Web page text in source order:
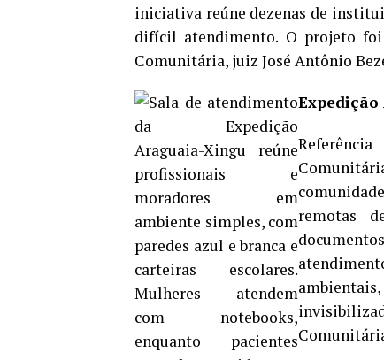
iniciativa reúne dezenas de
difícil atendimento. O projeto
Comunitária, juiz José Antônio
remotas